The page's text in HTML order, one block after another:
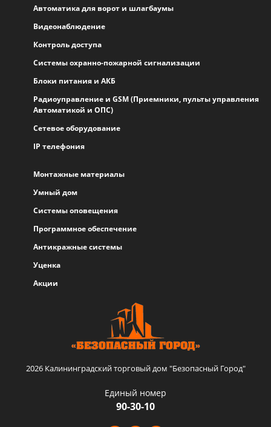
Автоматика для ворот и шлагбаумы
Видеонаблюдение
Контроль доступа
Системы охранно-пожарной сигнализации
Блоки питания и АКБ
Радиоуправление и GSM (Приемники, пульты управления
Автоматикой и ОПС)
Сетевое оборудование
IP телефония
Монтажные материалы
Умный дом
Системы оповещения
Программное обеспечение
Антикражные системы
Уценка
Акции
2026 Калининградский торговый дом "Безопасный Город"
Единый номер
90-30-10